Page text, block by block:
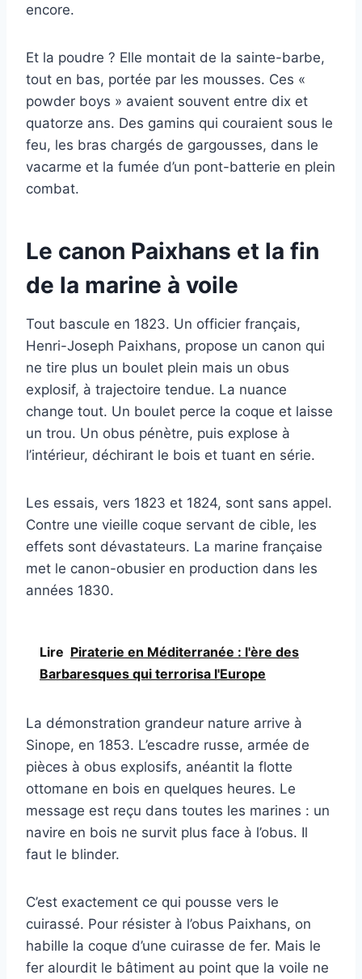
encore.
Et la poudre ? Elle montait de la sainte-barbe,
tout en bas, portée par les mousses. Ces «
powder boys » avaient souvent entre dix et
quatorze ans. Des gamins qui couraient sous le
feu, les bras chargés de gargousses, dans le
vacarme et la fumée d’un pont-batterie en plein
combat.
Le canon Paixhans et la fin
de la marine à voile
Tout bascule en 1823. Un officier français,
Henri-Joseph Paixhans, propose un canon qui
ne tire plus un boulet plein mais un obus
explosif, à trajectoire tendue. La nuance
change tout. Un boulet perce la coque et laisse
un trou. Un obus pénètre, puis explose à
l’intérieur, déchirant le bois et tuant en série.
Les essais, vers 1823 et 1824, sont sans appel.
Contre une vieille coque servant de cible, les
effets sont dévastateurs. La marine française
met le canon-obusier en production dans les
années 1830.
Lire Piraterie en Méditerranée : l'ère des
Barbaresques qui terrorisa l'Europe
La démonstration grandeur nature arrive à
Sinope, en 1853. L’escadre russe, armée de
pièces à obus explosifs, anéantit la flotte
ottomane en bois en quelques heures. Le
message est reçu dans toutes les marines : un
navire en bois ne survit plus face à l’obus. Il
faut le blinder.
C’est exactement ce qui pousse vers le
cuirassé. Pour résister à l’obus Paixhans, on
habille la coque d’une cuirasse de fer. Mais le
fer alourdit le bâtiment au point que la voile ne